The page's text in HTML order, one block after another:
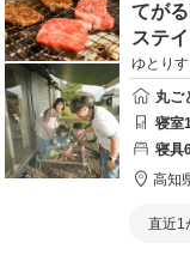
てが
ステイ
ゆとり
丸ご
寝室
寝具
高知
直近1